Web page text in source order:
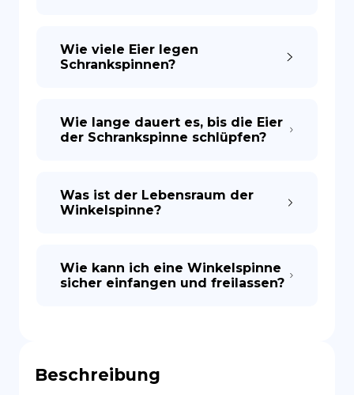
Wie viele Eier legen
Schrankspinnen?
Wie lange dauert es, bis die Eier
der Schrankspinne schlüpfen?
Was ist der Lebensraum der
Winkelspinne?
Wie kann ich eine Winkelspinne
sicher einfangen und freilassen?
Beschreibung